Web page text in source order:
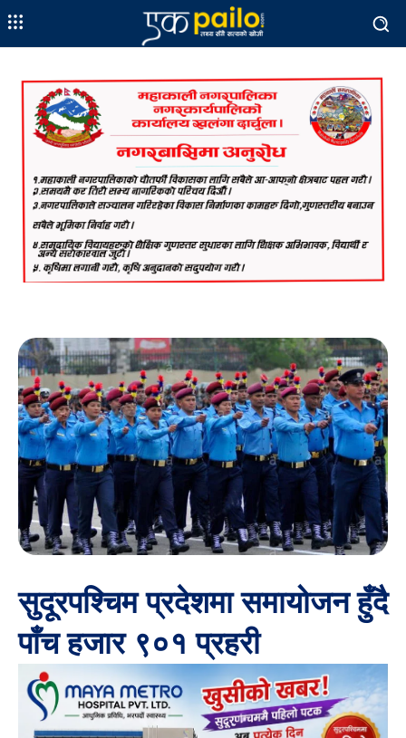
सुदूरपश्चिम प्रदेशमा समायोजन हुँदै
पाँच हजार ९०१ प्रहरी